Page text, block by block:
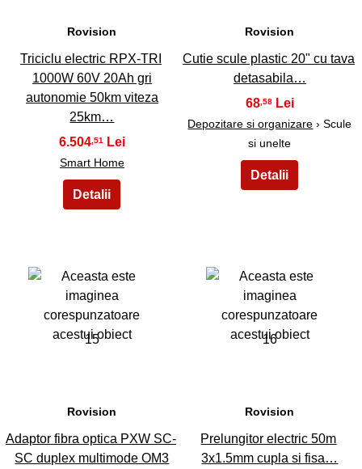
Rovision
Triciclu electric RPX-TRI
1000W 60V 20Ah gri
autonomie 50km viteza
25km…
6.504 ,51
Smart Home
Rovision
Cutie scule plastic 20" cu tava
detasabila…
68 ,58
Depozitare si organizare › Scule
si unelte
15
Rovision
Adaptor fibra optica PXW SC-
SC duplex multimode OM3
16
Rovision
Prelungitor electric 50m
3x1.5mm cupla si fisa…